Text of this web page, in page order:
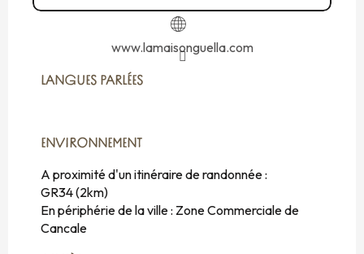
www.lamaisonguella.com
LANGUES PARLÉES
LANGUES PARLÉES
ENVIRONNEMENT
ENVIRONNEMENT
A proximité d'un itinéraire de randonnée :
GR34(2km)
En périphérie de la ville : Zone Commerciale de
Cancale